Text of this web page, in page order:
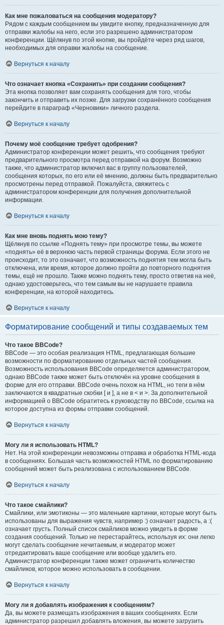
Как мне пожаловаться на сообщения модератору?
Рядом с каждым сообщением вы увидите кнопку, предназначенную для
отправки жалобы на него, если это разрешено администратором
конференции. Щёлкнув по этой кнопке, вы пройдёте через ряд шагов,
необходимых для оправки жалобы на сообщение.
Вернуться к началу
Что означает кнопка «Сохранить» при создании сообщения?
Эта кнопка позволяет вам сохранять сообщения для того, чтобы
закончить и отправить их позже. Для загрузки сохранённого сообщения
перейдите в параграф «Черновики» личного раздела.
Вернуться к началу
Почему моё сообщение требует одобрения?
Администратор конференции может решить, что сообщения требуют
предварительного просмотра перед отправкой на форум. Возможно
также, что администратор включил вас в группу пользователей,
сообщения которых, по его или её мнению, должны быть предварительно
просмотрены перед отправкой. Пожалуйста, свяжитесь с
администратором конференции для получения дополнительной
информации.
Вернуться к началу
Как мне вновь поднять мою тему?
Щёлкнув по ссылке «Поднять тему» при просмотре темы, вы можете
«поднять» её в верхнюю часть первой страницы форума. Если этого не
происходит, то это означает, что возможность поднятия тем могла быть
отключена, или время, которое должно пройти до повторного поднятия
темы, ещё не прошло. Также можно поднять тему, просто ответив на неё,
однако удостоверьтесь, что тем самым вы не нарушаете правила
конференции, на которой находитесь.
Вернуться к началу
Форматирование сообщений и типы создаваемых тем
Что такое BBCode?
BBCode — это особая реализация HTML, предлагающая большие
возможности по форматированию отдельных частей сообщения.
Возможность использования BBCode определяется администратором,
однако BBCode также может быть отключён на уровне сообщения в
форме для его отправки. BBCode очень похож на HTML, но теги в нём
заключаются в квадратные скобки [ и ], а не в < и >. За дополнительной
информацией о BBCode обратитесь к руководству по BBCode, ссылка на
которое доступна из формы отправки сообщений.
Вернуться к началу
Могу ли я использовать HTML?
Нет. На этой конференции невозможны отправка и обработка HTML-кода
в сообщениях. Большая часть возможностей HTML по форматированию
сообщений может быть реализована с использованием BBCode.
Вернуться к началу
Что такое смайлики?
Смайлики, или эмотиконы — это маленькие картинки, которые могут быть
использованы для выражения чувств, например :) означает радость, а :(
означает грусть. Полный список смайликов можно увидеть в форме
создания сообщений. Только не перестарайтесь, используя их: они легко
могут сделать сообщение нечитаемым, и модератор может
отредактировать ваше сообщение или вообще удалить его.
Администратор конференции также может ограничить количество
смайликов, которое можно использовать в сообщении.
Вернуться к началу
Могу ли я добавлять изображения к сообщениям?
Да, вы можете размещать изображения в ваших сообщениях. Если
администратор разрешил добавлять вложения, вы можете загрузить